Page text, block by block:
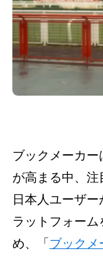
ブックメーカ
が高まる中、注
日本人ユーザ
ラットフォー
め、「 ブックメ